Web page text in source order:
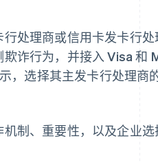
处理商或信用卡发卡行
诈行为，并接入 Visa 和
，选择其主发卡行处理商
制、重要性，以及企业选